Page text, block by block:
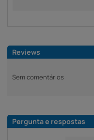
Reviews
Sem comentários
Pergunta e respostas